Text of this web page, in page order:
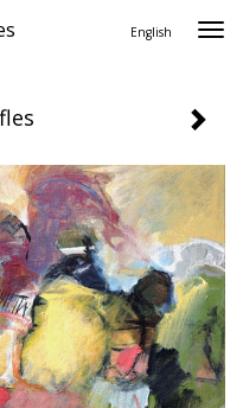
English